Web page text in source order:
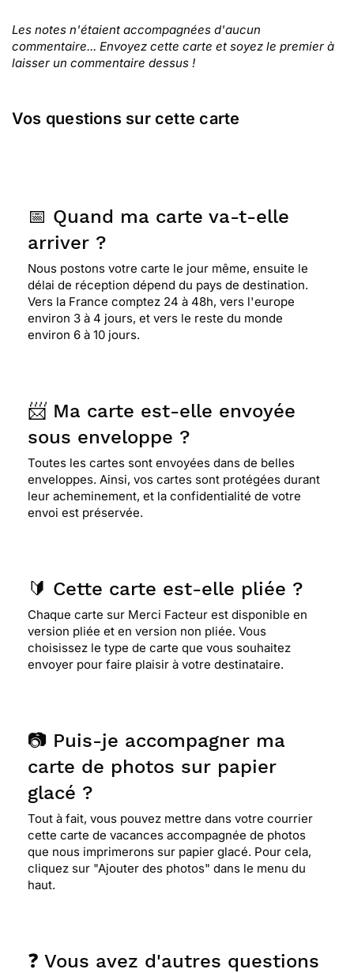
Les notes n'étaient accompagnées d'aucun
commentaire... Envoyez cette carte et soyez le premier à
laisser un commentaire dessus !
Vos questions sur cette carte
📅 Quand ma carte va-t-elle
arriver ?
Nous postons votre carte le jour même, ensuite le
délai de réception dépend du pays de destination.
Vers la France comptez 24 à 48h, vers l'europe
environ 3 à 4 jours, et vers le reste du monde
environ 6 à 10 jours.
📨 Ma carte est-elle envoyée
sous enveloppe ?
Toutes les cartes sont envoyées dans de belles
enveloppes. Ainsi, vos cartes sont protégées durant
leur acheminement, et la confidentialité de votre
envoi est préservée.
🔰 Cette carte est-elle pliée ?
Chaque carte sur Merci Facteur est disponible en
version pliée et en version non pliée. Vous
choisissez le type de carte que vous souhaitez
envoyer pour faire plaisir à votre destinataire.
📷 Puis-je accompagner ma
carte de photos sur papier
glacé ?
Tout à fait, vous pouvez mettre dans votre courrier
cette carte de vacances accompagnée de photos
que nous imprimerons sur papier glacé. Pour cela,
cliquez sur "Ajouter des photos" dans le menu du
haut.
❓ Vous avez d'autres questions